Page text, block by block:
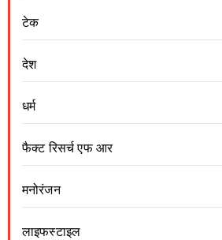
टेक
देश
धर्म
फैक्ट रिसर्च एफ आर
मनोरंजन
लाइफस्टाइल